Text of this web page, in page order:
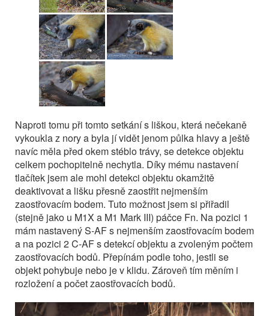
Naproti tomu při tomto setkání s liškou, která nečekaně
vykoukla z nory a byla jí vidět jenom půlka hlavy a ještě
navíc měla před okem stéblo trávy, se detekce objektu
celkem pochopitelně nechytla. Díky mému nastavení
tlačítek jsem ale mohl detekci objektu okamžitě
deaktivovat a lišku přesně zaostřit nejmenším
zaostřovacím bodem. Tuto možnost jsem si přiřadil
(stejně jako u M1X a M1 Mark III) páčce Fn. Na pozici 1
mám nastavený S-AF s nejmenším zaostřovacím bodem
a na pozici 2 C-AF s detekcí objektu a zvoleným počtem
zaostřovacích bodů. Přepínám podle toho, jestli se
objekt pohybuje nebo je v klidu. Zároveň tím měním i
rozložení a počet zaostřovacích bodů.